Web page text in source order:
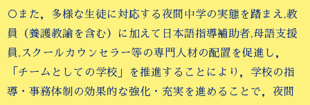
○また，多様な生徒に対応する夜間中学の実態を踏まえ,教
員（養護教諭を含む）に加えて日本語指導補助者,母語支援
員,スクールカウンセラー等の専門人材の配置を促進し，
「チームとしての学校」を推進することにより，学校の指
導・事務体制の効果的な強化・充実を進めることで，夜間